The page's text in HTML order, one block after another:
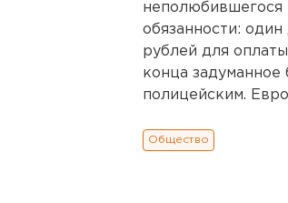
неполюбившегося
обязанности:
рублей для
конца задуманное
полицейским.
Общество